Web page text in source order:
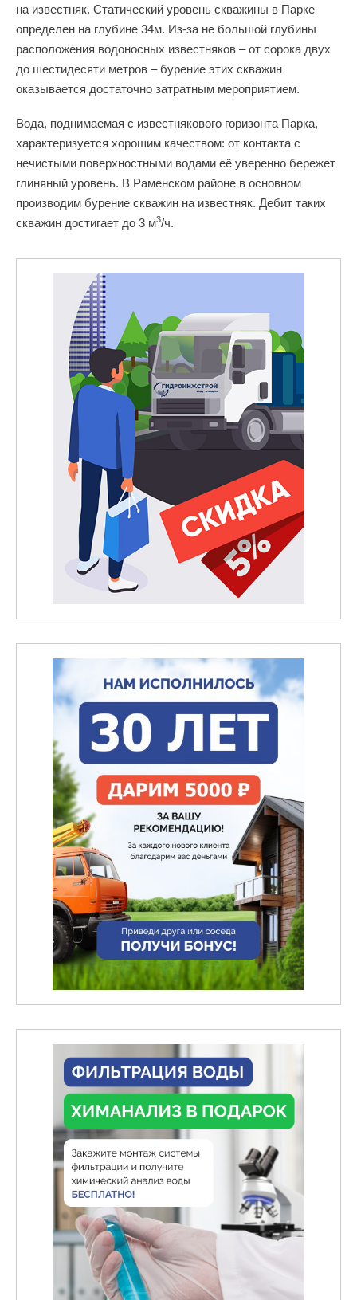
на известняк. Статический уровень скважины в Парке
определен на глубине 34м. Из-за не большой глубины
расположения водоносных известняков – от сорока двух
до шестидесяти метров – бурение этих скважин
оказывается достаточно затратным мероприятием.
Вода, поднимаемая с известнякового горизонта Парка,
характеризуется хорошим качеством: от контакта с
нечистыми поверхностными водами её уверенно бережет
глиняный уровень. В Раменском районе в основном
производим бурение скважин на известняк. Дебит таких
скважин достигает до 3 м3/ч.